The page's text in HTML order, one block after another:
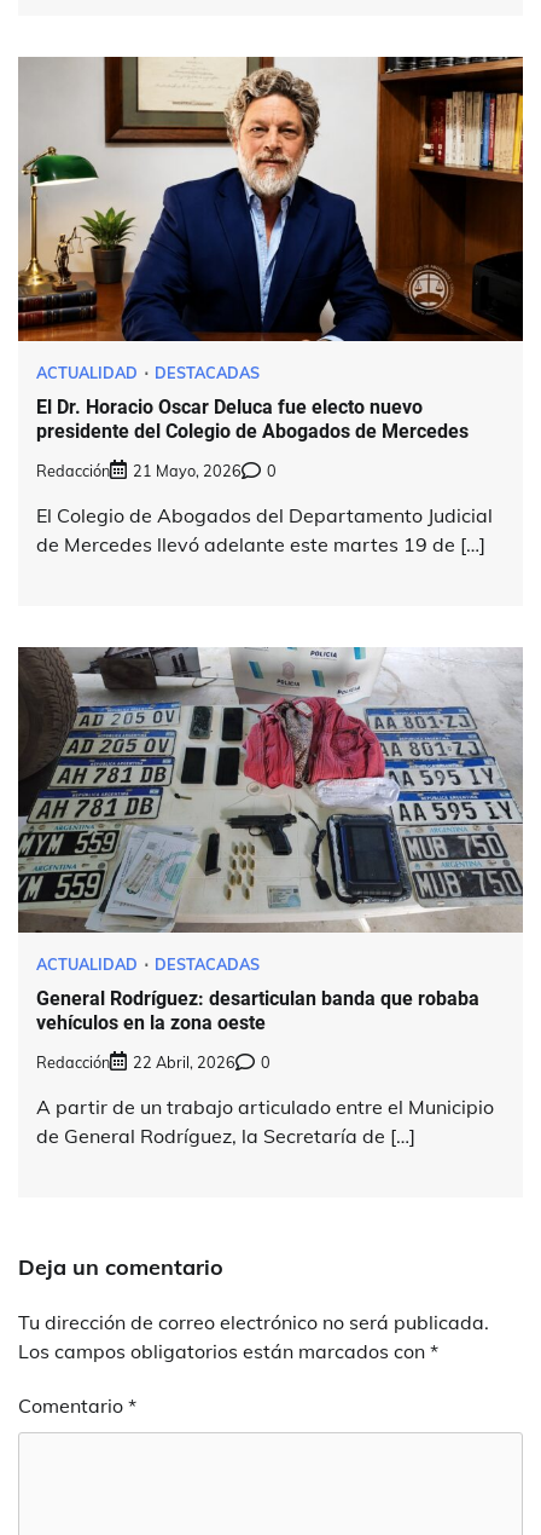
ACTUALIDAD DESTACADAS
El Dr. Horacio Oscar Deluca fue electo nuevo
presidente del Colegio de Abogados de Mercedes
Redacción 21 Mayo, 2026 0
El Colegio de Abogados del Departamento Judicial
de Mercedes llevó adelante este martes 19 de […]
ACTUALIDAD DESTACADAS
General Rodríguez: desarticulan banda que robaba
vehículos en la zona oeste
Redacción 22 Abril, 2026 0
A partir de un trabajo articulado entre el Municipio
de General Rodríguez, la Secretaría de […]
Deja un comentario
Tu dirección de correo electrónico no será publicada.
Los campos obligatorios están marcados con *
Comentario *